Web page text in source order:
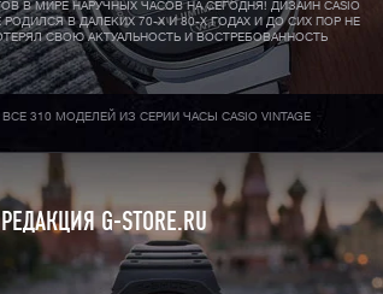
В МИРЕ НАРУЧНЫХ ЧАСОВ НА СЕГОДНЯ! ДИЗАЙН CASIO
РОДИЛСЯ В ДАЛЕКИХ 70-X И 80-X ГОДАХ И ДО СИХ ПОР НЕ
СВОЮ АКТУАЛЬНОСТЬ И ВОСТРЕБОВАННОСТЬ
ВСЕ 310 МОДЕЛЕЙ ИЗ СЕРИИ ЧАСЫ CASIO VINTAGE
РЕДАКЦИЯ G-STORE.RU